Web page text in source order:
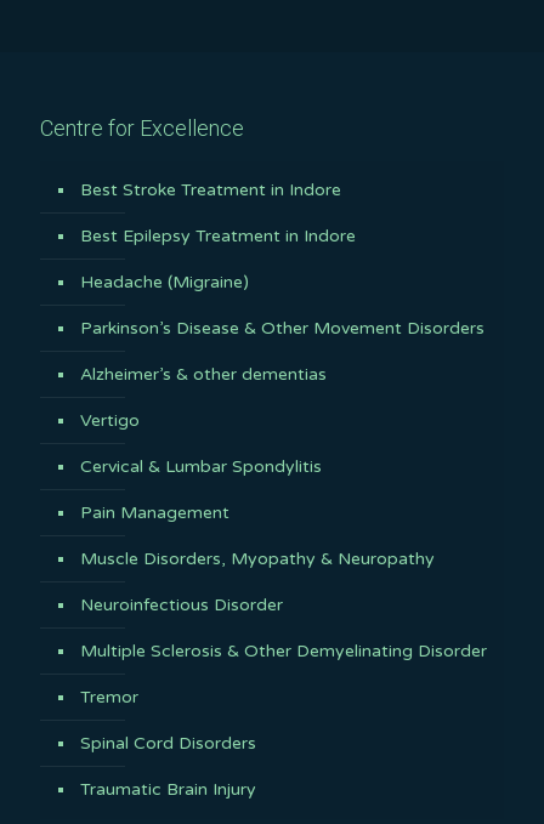
Centre for Excellence
Best Stroke Treatment in Indore
Best Epilepsy Treatment in Indore
Headache (Migraine)
Parkinson’s Disease & Other Movement Disorders
Alzheimer’s & other dementias
Vertigo
Cervical & Lumbar Spondylitis
Pain Management
Muscle Disorders, Myopathy & Neuropathy
Neuroinfectious Disorder
Multiple Sclerosis & Other Demyelinating Disorder
Tremor
Spinal Cord Disorders
Traumatic Brain Injury